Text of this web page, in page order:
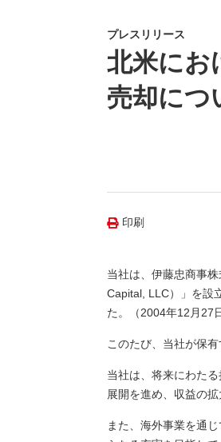
ニュース（新しいウィンド
よくある
プレスリリース
北米にお
売却につ
印刷
当社は、伊藤忠商事
Capital, LLC）」を設
た。（2004年12月27
このたび、当社が保
当社は、将来にわた
展開を進め、収益の
また、海外事業を通